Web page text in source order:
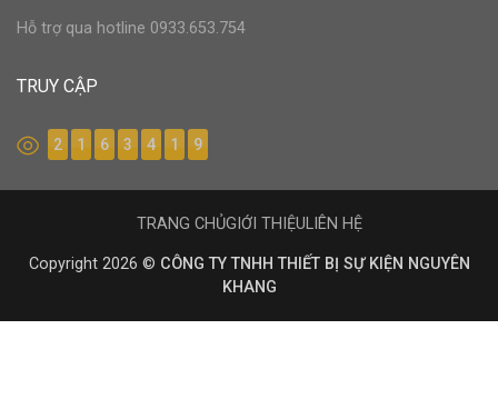
Hỗ trợ qua hotline 0933.653.754
TRUY CẬP
2 1 6 3 4 1 9
Copyright 2026 © CÔNG TY TNHH THIẾT BỊ SỰ KIỆN NGUYÊN
KHANG
TRANG CHỦGIỚI THIỆULIÊN HỆ